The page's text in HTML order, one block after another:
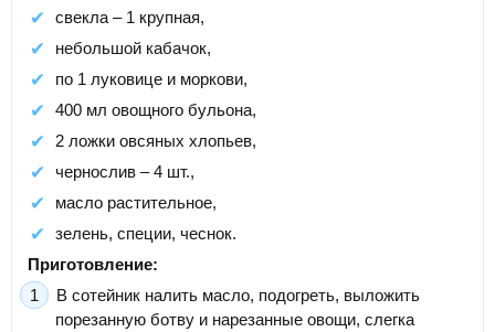
свекла – 1 крупная,
небольшой кабачок,
по 1 луковице и моркови,
400 мл овощного бульона,
2 ложки овсяных хлопьев,
чернослив – 4 шт.,
масло растительное,
зелень, специи, чеснок.
Приготовление:
В сотейник налить масло, подогреть, выложить
порезанную ботву и нарезанные овощи, слегка